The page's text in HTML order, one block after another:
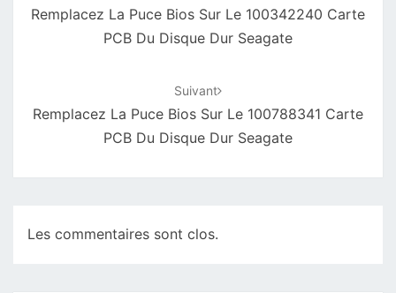
Remplacez La Puce Bios Sur Le 100342240 Carte
PCB Du Disque Dur Seagate
Suivant
Remplacez La Puce Bios Sur Le 100788341 Carte
PCB Du Disque Dur Seagate
Les commentaires sont clos.